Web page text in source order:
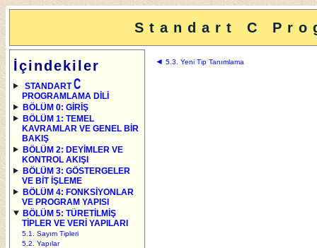
Standart C
İçindekiler
STANDARTC
PROGRAMLAMA DİLİ
BÖLÜM 0: GİRİŞ
BÖLÜM 1: TEMEL
KAVRAMLAR VE GENEL BİR
BAKIŞ
BÖLÜM 2: DEYİMLER VE
KONTROL AKIŞI
BÖLÜM 3: GÖSTERGELER
VE BİT İŞLEME
BÖLÜM 4: FONKSİYONLAR
VE PROGRAM YAPISI
BÖLÜM 5: TÜRETİLMİŞ
TİPLER VE VERİ YAPILARI
5.1. Sayım Tipleri
5.2. Yapılar
◄ 5.3. Yeni Tip Tanımlama